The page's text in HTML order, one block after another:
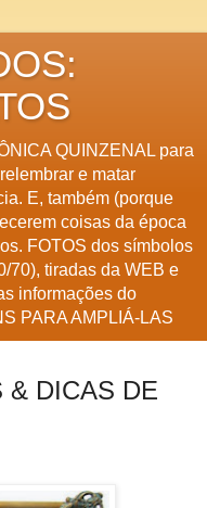
QUINZENAL para
e matar
E, também (porque
coisas da época
FOTOS dos símbolos
70), tiradas da WEB e
informações do
PARA AMPLIÁ-LAS
& DICAS DE